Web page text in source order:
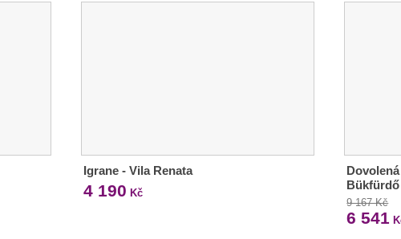
Igrane - Vila Renata
4 190 Kč
9 167 Kč
6 541